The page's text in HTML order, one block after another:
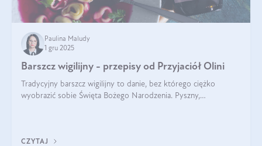
Paulina Maludy
1 gru 2025
Barszcz wigilijny - przepisy od Przyjaciół Olini
Tradycyjny barszcz wigilijny to danie, bez którego ciężko
wyobrazić sobie Święta Bożego Narodzenia. Pyszny,
CZYTAJ